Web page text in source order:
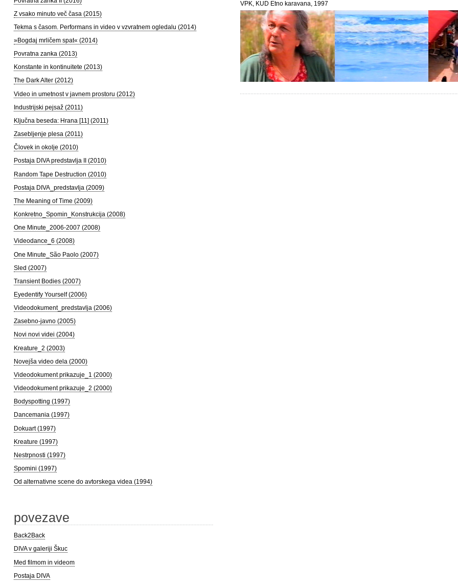
VPK, KUD Etno karavana, 1997
Z vsako minuto več časa (2015)
Tekma s časom. Performans in video v vzvratnem ogledalu (2014)
»Bogdaj mrličem spat« (2014)
Povratna zanka (2013)
Konstante in kontinuitete (2013)
The Dark Alter (2012)
Video in umetnost v javnem prostoru (2012)
Industrijski pejsaž (2011)
Ključna beseda: Hrana [11] (2011)
Zasebljenje plesa (2011)
Človek in okolje (2010)
Postaja DIVA predstavlja II (2010)
Random Tape Destruction (2010)
Postaja DIVA_predstavlja (2009)
The Meaning of Time (2009)
Konkretno_Spomin_Konstrukcija (2008)
One Minute_2006-2007 (2008)
Videodance_6 (2008)
One Minute_São Paolo (2007)
Sled (2007)
Transient Bodies (2007)
Eyedentify Yourself (2006)
Videodokument_predstavlja (2006)
Zasebno-javno (2005)
Novi novi videi (2004)
Kreature_2 (2003)
Novejša video dela (2000)
Videodokument prikazuje_1 (2000)
Videodokument prikazuje_2 (2000)
Bodyspotting (1997)
Dancemania (1997)
Dokuart (1997)
Kreature (1997)
Nestrpnosti (1997)
Spomini (1997)
Od alternativne scene do avtorskega videa (1994)
povezave
Back2Back
DIVA v galeriji Škuc
Med filmom in videom
Postaja DIVA